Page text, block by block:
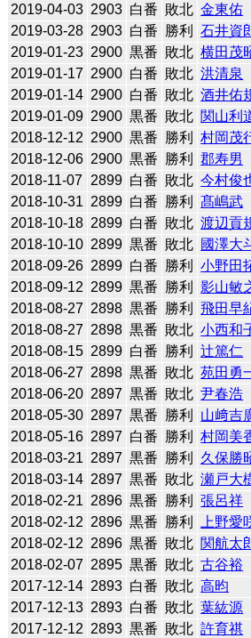
2019-04-03 2903 白番 敗北 金東佑
2019-03-28 2903 白番 勝利 石井資
2019-01-23 2900 黒番 敗北 横田茂
2019-01-17 2900 白番 敗北 洪清泉
2019-01-14 2900 白番 敗北 酒井佑
2019-01-09 2900 黒番 敗北 関山利
2018-12-12 2900 黒番 勝利 村岡茂
2018-12-06 2900 黒番 勝利 郡寿男
2018-11-07
2899 白番 敗北 今村俊
2018-10-31 2899 白番 勝利 髙嶋武
2018-10-18 2899 白番 敗北 渡辺貢
2018-10-10 2899 黒番 敗北 國澤大
2018-09-26 2899 白番 勝利 小野田
2018-09-12 2899 黒番 勝利 影山敏
2018-08-27 2898 黒番 勝利 飛田早
2018-08-27 2898 黒番 敗北 小西和
2018-08-15 2899 白番 勝利 辻󠄀篤仁
2018-06-27 2898 黒番 敗北 苑田勇
2018-06-20 2897 黒番 敗北 尹春浩
2018-05-30 2897 黒番 勝利 山﨑吉
2018-05-16 2897 白番 勝利 村岡美
2018-03-21 2897 黒番 勝利 久保勝
2018-03-14 2897 黒番 敗北 瀬戸大
2018-02-21 2896 黒番 勝利 張呂祥
2018-02-12 2896 黒番 勝利 上野愛
2018-02-12 2896 黒番 敗北 関航太
2018-02-07 2895 黒番 敗北 古谷裕
2017-12-14 2893 白番 敗北 高昀
2017-12-13 2893 白番 敗北 葉紘源
2017-12-12 2893 黒番 敗北 許育祺